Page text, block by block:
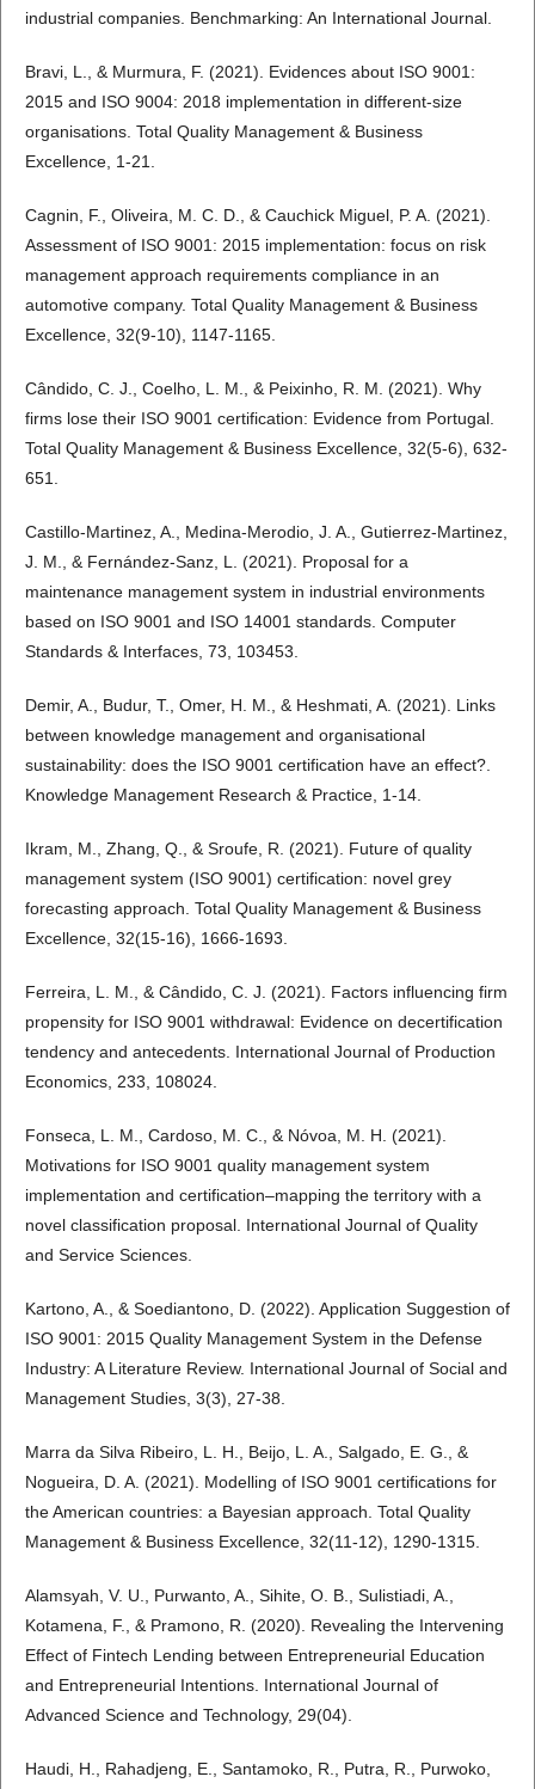
industrial companies. Benchmarking: An International Journal.
Bravi, L., & Murmura, F. (2021). Evidences about ISO 9001:
2015 and ISO 9004: 2018 implementation in different-size
organisations. Total Quality Management & Business
Excellence, 1-21.
Cagnin, F., Oliveira, M. C. D., & Cauchick Miguel, P. A. (2021).
Assessment of ISO 9001: 2015 implementation: focus on risk
management approach requirements compliance in an
automotive company. Total Quality Management & Business
Excellence, 32(9-10), 1147-1165.
Cândido, C. J., Coelho, L. M., & Peixinho, R. M. (2021). Why
firms lose their ISO 9001 certification: Evidence from Portugal.
Total Quality Management & Business Excellence, 32(5-6), 632-
651.
Castillo-Martinez, A., Medina-Merodio, J. A., Gutierrez-Martinez,
J. M., & Fernández-Sanz, L. (2021). Proposal for a
maintenance management system in industrial environments
based on ISO 9001 and ISO 14001 standards. Computer
Standards & Interfaces, 73, 103453.
Demir, A., Budur, T., Omer, H. M., & Heshmati, A. (2021). Links
between knowledge management and organisational
sustainability: does the ISO 9001 certification have an effect?.
Knowledge Management Research & Practice, 1-14.
Ikram, M., Zhang, Q., & Sroufe, R. (2021). Future of quality
management system (ISO 9001) certification: novel grey
forecasting approach. Total Quality Management & Business
Excellence, 32(15-16), 1666-1693.
Ferreira, L. M., & Cândido, C. J. (2021). Factors influencing firm
propensity for ISO 9001 withdrawal: Evidence on decertification
tendency and antecedents. International Journal of Production
Economics, 233, 108024.
Fonseca, L. M., Cardoso, M. C., & Nóvoa, M. H. (2021).
Motivations for ISO 9001 quality management system
implementation and certification–mapping the territory with a
novel classification proposal. International Journal of Quality
and Service Sciences.
Kartono, A., & Soediantono, D. (2022). Application Suggestion of
ISO 9001: 2015 Quality Management System in the Defense
Industry: A Literature Review. International Journal of Social and
Management Studies, 3(3), 27-38.
Marra da Silva Ribeiro, L. H., Beijo, L. A., Salgado, E. G., &
Nogueira, D. A. (2021). Modelling of ISO 9001 certifications for
the American countries: a Bayesian approach. Total Quality
Management & Business Excellence, 32(11-12), 1290-1315.
Alamsyah, V. U., Purwanto, A., Sihite, O. B., Sulistiadi, A.,
Kotamena, F., & Pramono, R. (2020). Revealing the Intervening
Effect of Fintech Lending between Entrepreneurial Education
and Entrepreneurial Intentions. International Journal of
Advanced Science and Technology, 29(04).
Haudi, H., Rahadjeng, E., Santamoko, R., Putra, R., Purwoko,